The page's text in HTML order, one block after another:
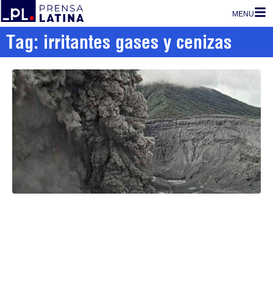
MENU
Tag: irritantes gases y cenizas